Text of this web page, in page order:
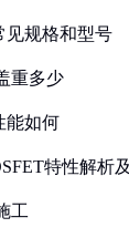
见规格和型号
重多少
能如何
特性解析
工